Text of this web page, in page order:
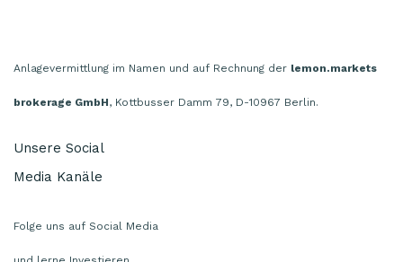
Anlagevermittlung im Namen und auf Rechnung der lemon.markets
brokerage GmbH, Kottbusser Damm 79, D-10967 Berlin.
Unsere Social
Media Kanäle
Folge uns auf Social Media